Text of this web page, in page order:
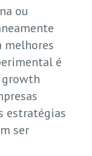
ou
melhores
é
growth
estratégias
ser